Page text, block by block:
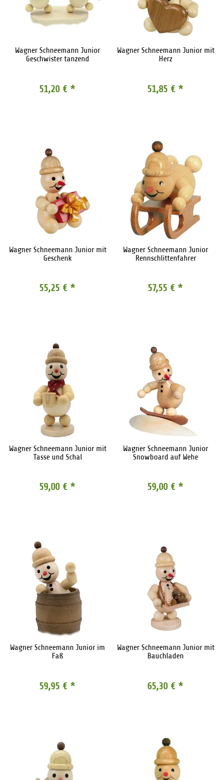
Wagner Schneemann Junior
Geschwister tanzend
51,20 € *
Wagner Schneemann Junior mit
Herz
51,85 € *
Wagner Schneemann Junior mit
Geschenk
55,25 € *
Wagner Schneemann Junior
Rennschlittenfahrer
57,55 € *
Wagner Schneemann Junior mit
Tasse und Schal
59,00 € *
Wagner Schneemann Junior
Snowboard auf Wehe
59,00 € *
Wagner Schneemann Junior im
Faß
59,95 € *
Wagner Schneemann Junior mit
Bauchladen
65,30 € *